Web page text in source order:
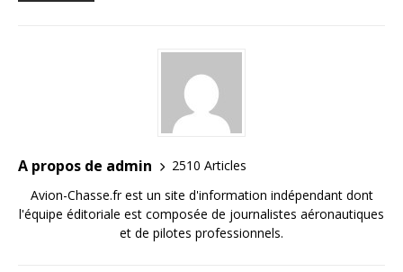
A propos de admin
2510 Articles
Avion-Chasse.fr est un site d'information indépendant dont
l'équipe éditoriale est composée de journalistes aéronautiques
et de pilotes professionnels.